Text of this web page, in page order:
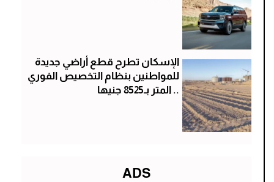
الإسكان تطرح قطع أراضي جديدة
للمواطنين بنظام التخصيص الفوري
.. المتر بـ8525 جنيها
ADS